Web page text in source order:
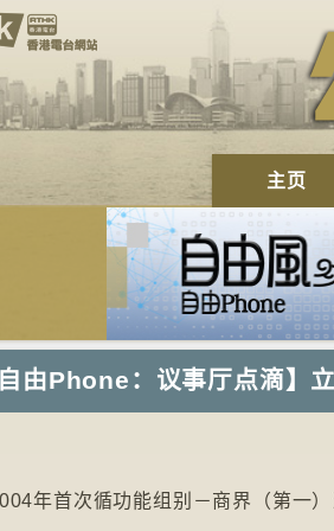
主页
自由Phone：议事厅点滴】
年首次循功能组别－商界（第一